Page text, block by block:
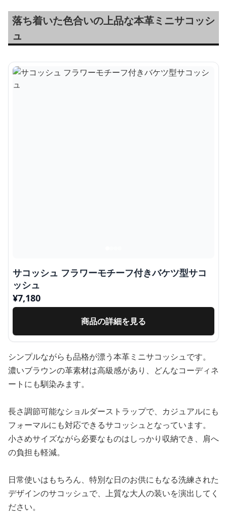
落ち着いた色合いの上品な本革ミニサコッシ
ュ
サコッシュ フラワーモチーフ付きバケツ型サコ
ッシュ
¥7,180
商品の詳細を見る
シンプルながらも品格が漂う本革ミニサコッシュです。
濃いブラウンの革素材は高級感があり、どんなコーディネ
ートにも馴染みます。
長さ調節可能なショルダーストラップで、カジュアルにも
フォーマルにも対応できるサコッシュとなっています。
小さめサイズながら必要なものはしっかり収納でき、肩へ
の負担も軽減。
日常使いはもちろん、特別な日のお供にもなる洗練された
デザインのサコッシュで、上質な大人の装いを演出してく
ださい。